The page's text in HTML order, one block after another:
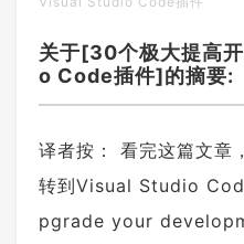
关于[30个极大提高
o Code插件]的摘要:
译者按： 看完这篇文
转到Visual Studio
pgrade your